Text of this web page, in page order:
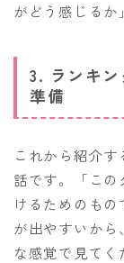
がどう感じるか
3. ランキ
準備
これから紹介
話です。「こ
けるためのも
が出やすいか
な感覚で見てく